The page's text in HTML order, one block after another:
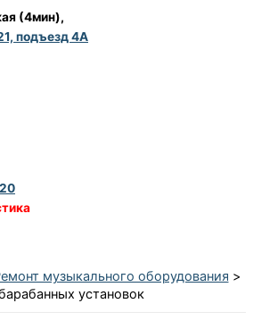
(4мин),
подъезд 4А
музыкального оборудования
установок